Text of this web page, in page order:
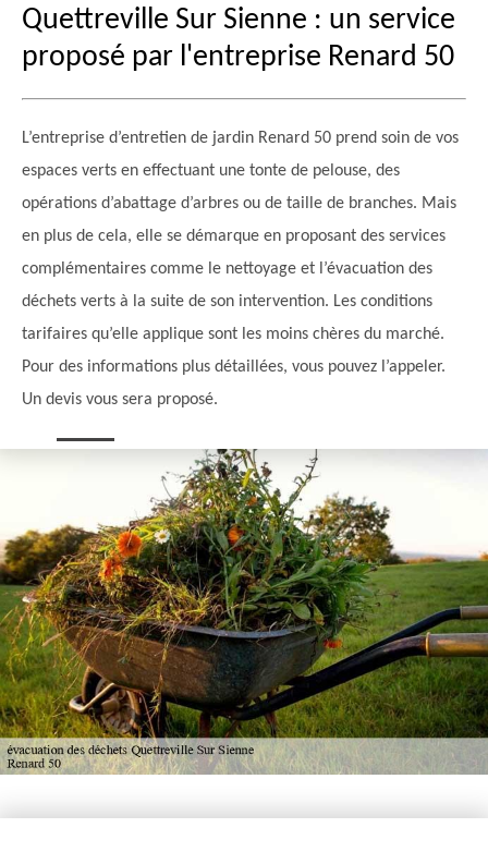
Quettreville Sur Sienne : un service
proposé par l'entreprise Renard 50
L’entreprise d’entretien de jardin Renard 50 prend soin de vos
espaces verts en effectuant une tonte de pelouse, des
opérations d’abattage d’arbres ou de taille de branches. Mais
en plus de cela, elle se démarque en proposant des services
complémentaires comme le nettoyage et l’évacuation des
déchets verts à la suite de son intervention. Les conditions
tarifaires qu’elle applique sont les moins chères du marché.
Pour des informations plus détaillées, vous pouvez l’appeler.
Un devis vous sera proposé.